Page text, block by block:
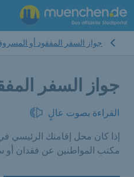
جواز السفر المفقود أو
جواز السفر
القراءة بصوت عالٍ
إذا كان محل إقامتك الرئيسي
مكتب المواطنين عن فقدان